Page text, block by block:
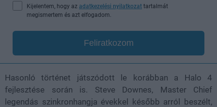
Kijelentem, hogy az adatkezelési nyilatkozat tartalmát
megismertem és azt elfogadom.
Feliratkozom
Hasonló történet játszódott le korábban a Halo 4
fejlesztése során is. Steve Downes, Master Chief
legendás szinkronhangja évekkel később arról beszélt,